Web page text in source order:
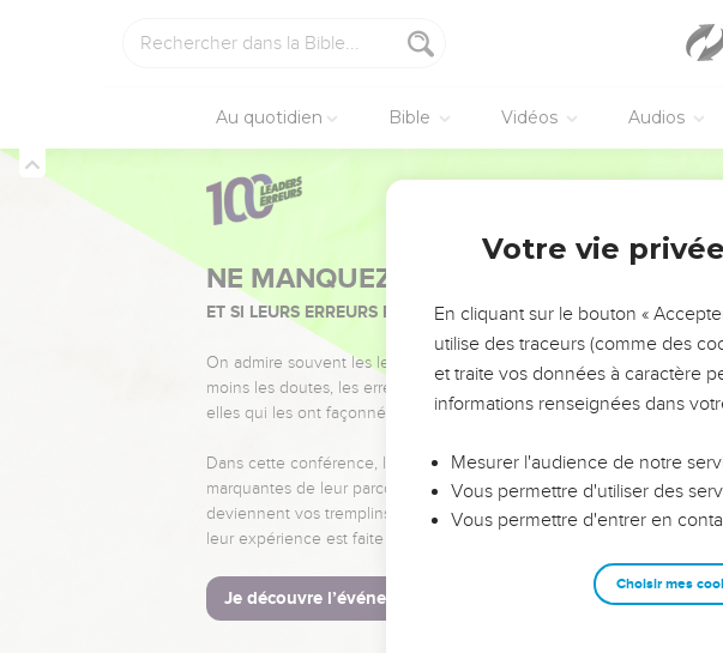
Au quotidien Bible Vidéos Audios
NE MANQUEZ PAS L’ÉVÉNEMENT DE
ET SI LEURS ERREURS POUVAIENT VOUS ÉVITER LES VOTRES ?
On admire souvent les leaders pour leurs réussites, leur impact, leur
moins les doutes, les erreurs et les saisons difficiles qu'ils ont
elles qui les ont façonnés.
Dans cette conférence, leaders, entrepreneurs, et responsables
marquantes de leur parcours et les clés pour avancer avec plus de
deviennent vos tremplins. Que vous guidiez un ministère, une
leur expérience est faite pour vous.
Je découvre l’événement
Votre vie
En cliquant sur le bouton «
utilise des traceurs (comme des
et traite vos données à caractère
informations renseignées dans
Mesurer l'audience de notre
Vous permettre d'utiliser des
Vous permettre d'entrer en
Choisir mes